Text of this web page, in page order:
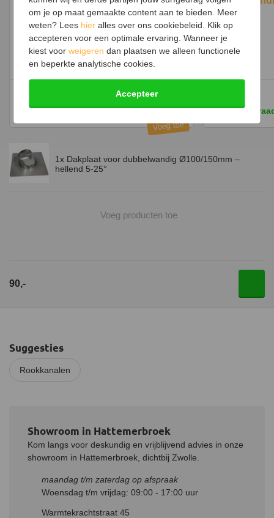
Rozet voor dubbelwandig
Ø100/150mm
Op voorraad Op
1x Dakplaat voor dubbelwandig Ø100/150mm –
hellend 5-25°
Voeg producten toe
90,-
Suggesties
Rookkanalen
Showroom in Hattemerbroek
Kom langs voor deskundig en vrijblijvend advies in onze
showroom in Hattemerbroek, dichtbij Zwolle.
maandag t/m zaterdag op afspraak
Woensdag t/m vrijdag: 09:00 - 17:00 uur
Warmtekrachtstraat 45
om je op maat gemaakte content aan te bieden. Meer
weten? Lees hier alles over ons cookiebeleid. Klik op
accepteren voor een optimale ervaring. Wanneer je
kiest voorweigeren dan plaatsen we alleen functionele
en beperkte analytische cookies.
Accepteer